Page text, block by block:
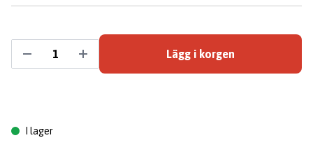
Lägg i korgen
I lager